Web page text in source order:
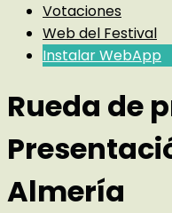
Votaciones
Web del Festival
Instalar WebApp
Rueda de
Almería